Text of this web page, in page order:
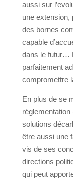
aussi sur
une extension,
des bornes
capable
dans le futur…
parfaitement
compromettre
En plus de se
solutions
être aussi une
vis de ses
directions
qui peut